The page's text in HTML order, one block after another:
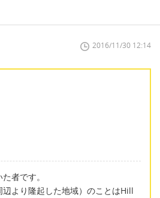
2016/11/30 12:14
者です。
より隆起した地域）のことはHill